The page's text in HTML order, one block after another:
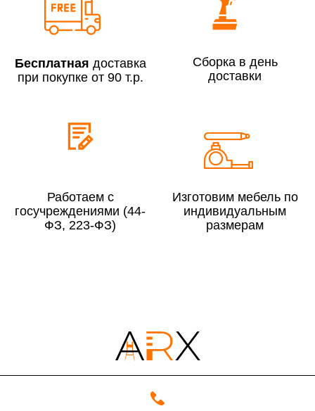
Сборка по Москве в будние дни при заказе:
Свыше 300 000 руб.
Сборка по Московской области при заказе:
Бесплатная доставка
при покупке от 90 т.р.
Сборка в день
доставки
Работаем с
госучреждениями (44-
ФЗ, 223-ФЗ)
Изготовим мебель по
индивидуальным
размерам